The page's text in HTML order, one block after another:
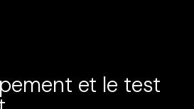
et le test